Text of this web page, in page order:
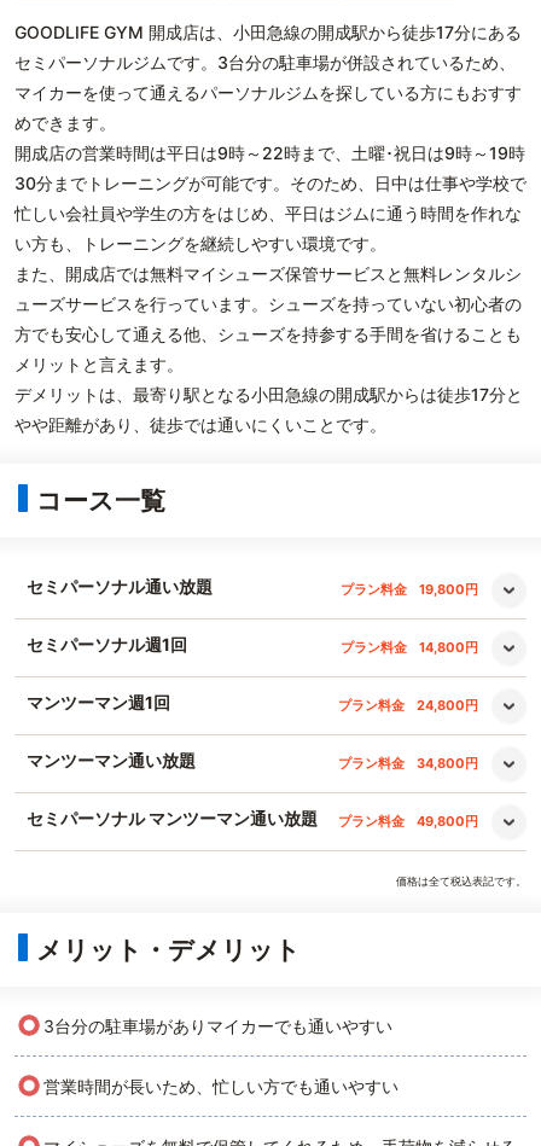
GOODLIFE GYM 開成店は、小田急線の開成駅から徒歩17分にある
セミパーソナルジムです。3台分の駐車場が併設されているため、
マイカーを使って通えるパーソナルジムを探している方にもおすす
めできます。
開成店の営業時間は平日は9時～22時まで、土曜･祝日は9時～19時
30分までトレーニングが可能です。そのため、日中は仕事や学校で
忙しい会社員や学生の方をはじめ、平日はジムに通う時間を作れな
い方も、トレーニングを継続しやすい環境です。
また、開成店では無料マイシューズ保管サービスと無料レンタルシ
ューズサービスを行っています。シューズを持っていない初心者の
方でも安心して通える他、シューズを持参する手間を省けることも
メリットと言えます。
デメリットは、最寄り駅となる小田急線の開成駅からは徒歩17分と
やや距離があり、徒歩では通いにくいことです。
コース一覧
セミパーソナル通い放題 プラン料金 19,800円
セミパーソナル週1回 プラン料金 14,800円
マンツーマン週1回 プラン料金 24,800円
マンツーマン通い放題 プラン料金 34,800円
セミパーソナル マンツーマン通い放題 プラン料金 49,800円
価格は全て税込表記です。
メリット・デメリット
○ 3台分の駐車場がありマイカーでも通いやすい
○営業時間が長いため、忙しい方でも通いやすい